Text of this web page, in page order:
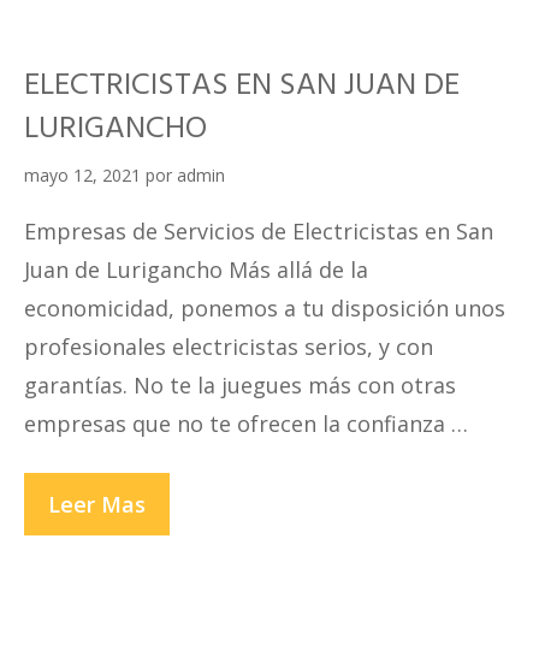
ELECTRICISTAS EN SAN JUAN DE
LURIGANCHO
mayo 12, 2021 por admin
Empresas de Servicios de Electricistas en San
Juan de Lurigancho Más allá de la
economicidad, ponemos a tu disposición unos
profesionales electricistas serios, y con
garantías. No te la juegues más con otras
empresas que no te ofrecen la confianza …
Leer Mas
EN